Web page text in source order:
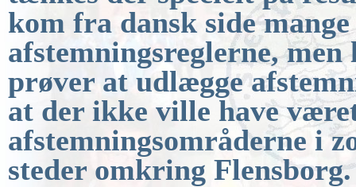
kom fra dansk side
afstemningsreglerne,
prøver at udlægge
at der ikke ville have
afstemningsområderne i
steder omkring Flensborg.